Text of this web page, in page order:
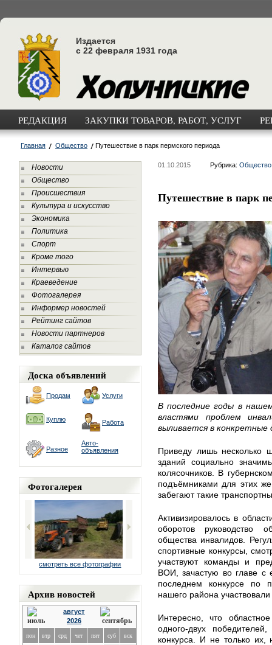
Издается
с 22 февраля 1931 года
РЕДАКЦИЯ ЗАКУПКИ ТОВАРОВ, РАБОТ, УСЛУГ
Главная Общество Путешествие в парк пермского периода
Новости
Общество
Происшествия
Культура и искусство
Экономика
Политика
Спорт
Кроме того
Интервью
Краеведение
Фотогалерея
Информер новостей
Рейтинг сайтов
Новости партнеров
Каталог сайтов
Доска объявлений
Продам Услуги
Куплю Работа
Разное
Авто-
объявления
Фотогалерея
смотреть все фотографии
Архив новостей
август
2026
пон втр срд чет пят суб вск
01.10.2015 Рубрика: Общество
Путешествие в парк
В последние годы в
властями проблем
выливается в конкретные
Приведу лишь несколько
зданий социально
колясочников. В
подъёмниками для этих
забегают такие
Активизировалось в
оборотов руководство
общества инвалидов.
спортивные конкурсы,
участвуют команды и
ВОИ, зачастую во главе с
последнем конкурсе по
нашего района
Интересно, что
одного-двух
конкурса. И не только их,